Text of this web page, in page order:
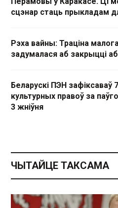
сцэнар стаць прыкладам
Рэха вайны: Траціна малога
задумалася аб закрыцці
Беларускі ПЭН зафіксаваў
культурных правоў за
3 жніўня
ЧЫТАЙЦЕ ТАКСАМА